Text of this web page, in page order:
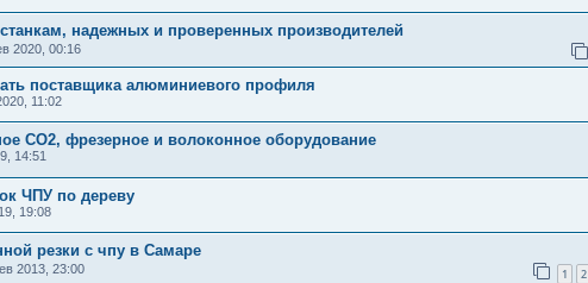
надежных и проверенных производителей
2020, 00:16
поставщика алюминиевого профиля
11:02
СО2, фрезерное и волоконное оборудование
14:51
ЧПУ по дереву
19:08
резки с чпу в Самаре
2013, 23:00 1 2